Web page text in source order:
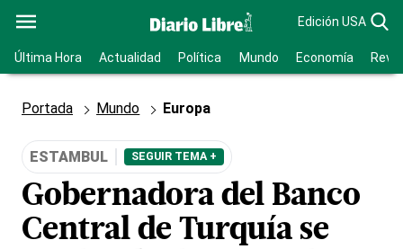
Edición USA
Última Hora Actualidad Política Mundo Economía
Portada Mundo Europa
ESTAMBUL SEGUIR TEMA +
Gobernadora del Banco
Central de Turquía se